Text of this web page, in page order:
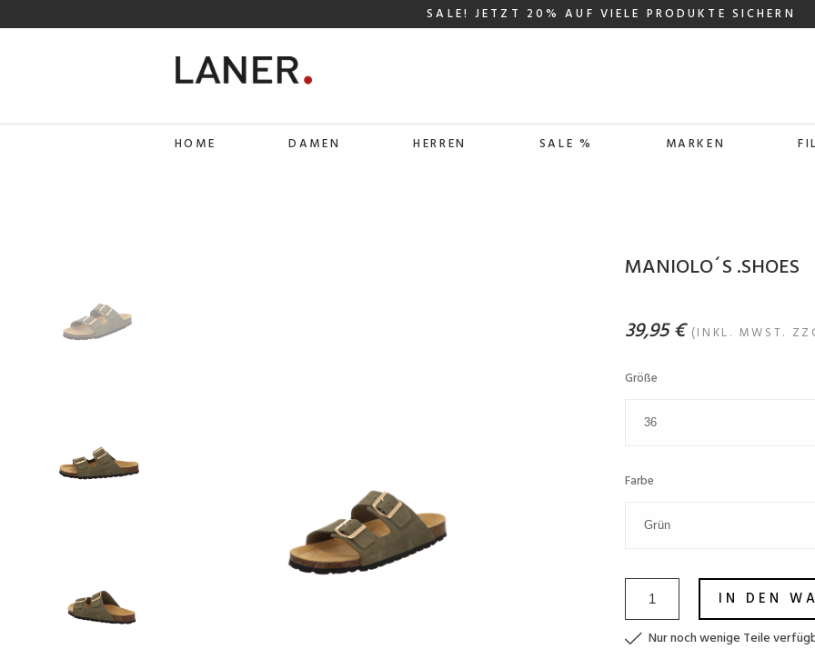
SALE! JETZT 20% AUF VIELE PRODUKTE SICHERN
HOME DAMEN HERREN SALE % MARKEN
MANIOLO´S .SHOES
39,95 € (INKL. MWST.
Größe
Farbe
IN DEN
Nur noch wenige Teile